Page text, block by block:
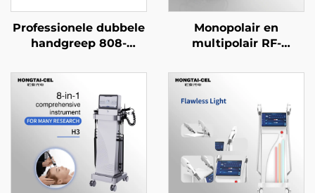
Professionele dubbele
handgreep 808-
haarverwijdering,
12×12/12×18 mm vlek
voor gezicht, lichaam
en
schoonheidssalonapparatuur
Monopolair en
multipolair RF-
en lichaam ter
bestrijding van
veroudering,
rimpelverwijdering,
strakker maken van
de huid, lifting en
vormgeving –